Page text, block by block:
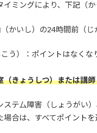
イミングにより、下記（
かいし）の24時間前（じ
う）：ポイントはなくな
（きょうしつ）または講
ステ厶障害（しょうがい
場合は、すべてポイントを